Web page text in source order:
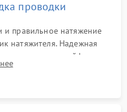
проводки
и правильное натяжение
натяжителя. Надежная
клемм и шлейфов к
панелей, люка и